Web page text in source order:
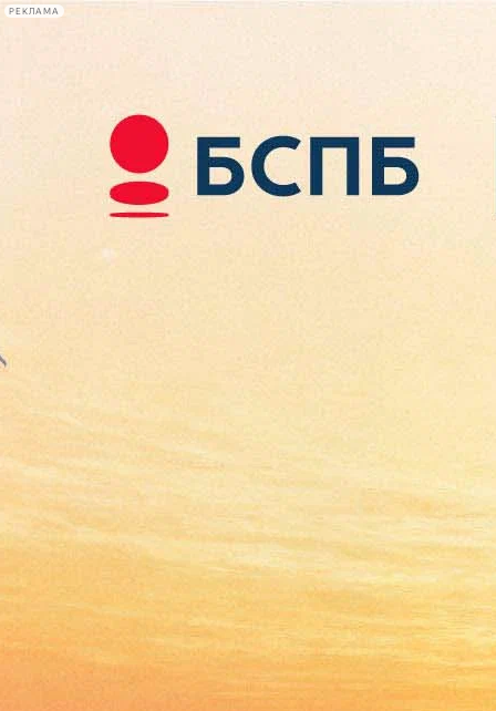
РЕКЛАМА
Сегодня:
2026.08.08
23:00
Афиша Plus
Чайная пара за 6 тысяч
фунтов пополнит коллекцию
«Царского Села»
Версия для печати